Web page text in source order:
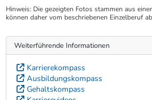
Hinweis: Die gezeigten Fotos stammen aus
können daher vom beschriebenen Einzelberuf
Weiterführende Informationen
Karrierekompass
Ausbildungskompass
Gehaltskompass